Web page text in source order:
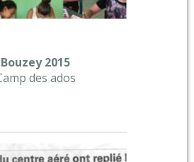
Bouzey 2015
des ados